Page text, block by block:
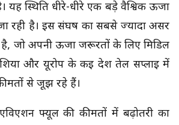
स्थिति धीरे-धीरे एक बड़े वैश्विक ऊर्जा
रही है। इस संघर्ष का सबसे ज्यादा असर
जो अपनी ऊर्जा जरूरतों के लिए मिडिल
और यूरोप के कई देश तेल सप्लाई में
से जूझ रहे हैं।
फ्यूल की कीमतों में बढ़ोतरी का